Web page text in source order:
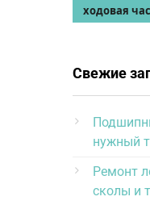
ходовая
Свежие
нужный
Ремонт
сколы и